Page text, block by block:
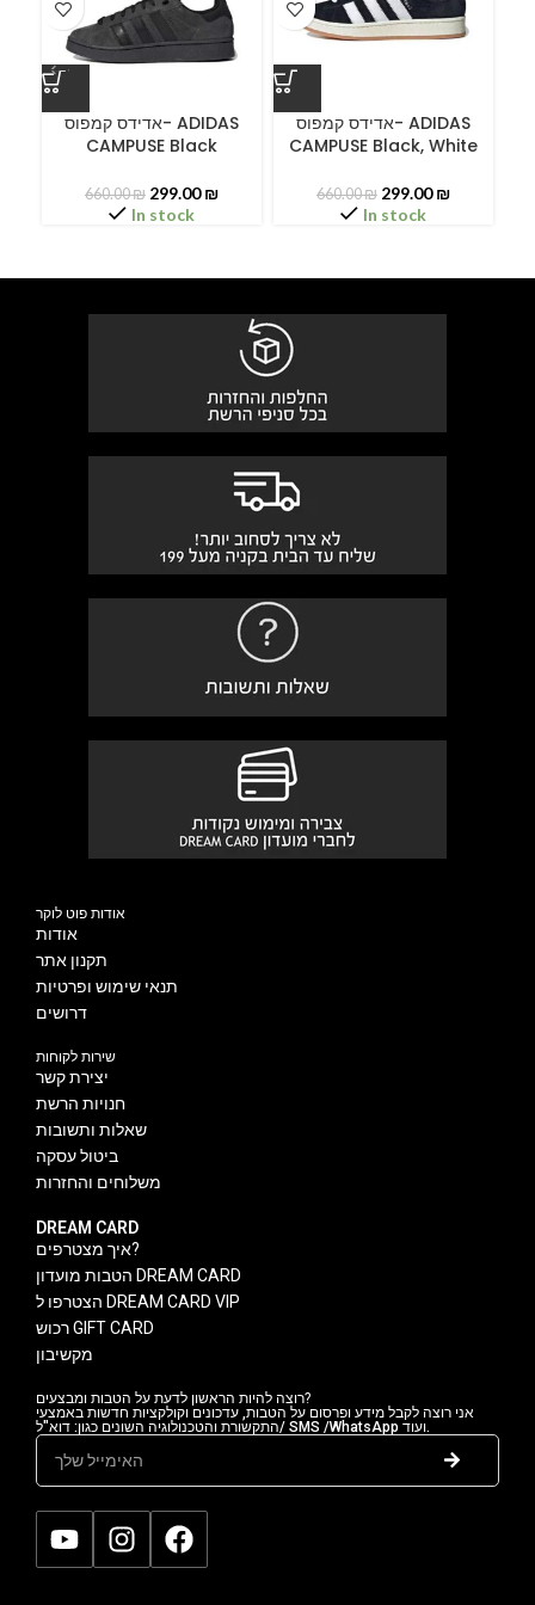
אדידס קמפוס- ADIDAS
CAMPUSE Black
660.00₪ 299.00₪
In stock
אדידס קמפוס- ADIDAS
CAMPUSE Black, White
660.00₪ 299.00₪
In stock
אודות פוט לוקר
אודות
תקנון אתר
תנאי שימוש ופרטיות
דרושים
שירות לקוחות
יצירת קשר
חנויות הרשת
שאלות ותשובות
ביטול עסקה
משלוחים והחזרות
DREAM CARD
איך מצטרפים?
הטבות מועדון DREAM CARD
הצטרפו ל DREAM CARD VIP
רכוש GIFT CARD
מקשיבון
רוצה להיות הראשון לדעת על הטבות ומבצעים?
אני רוצה לקבל מידע ופרסום על הטבות, עדכונים וקולקציות חדשות באמצעי
התקשורת והטכנולוגיה השונים כגון: דוא"ל/ SMS /WhatsApp ועוד.